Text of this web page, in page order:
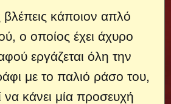
κάποιον απλό
ο οποίος έχει άχυρο
εργάζεται όλη την
με το παλιό ράσο του,
να κάνει μία προσευχή